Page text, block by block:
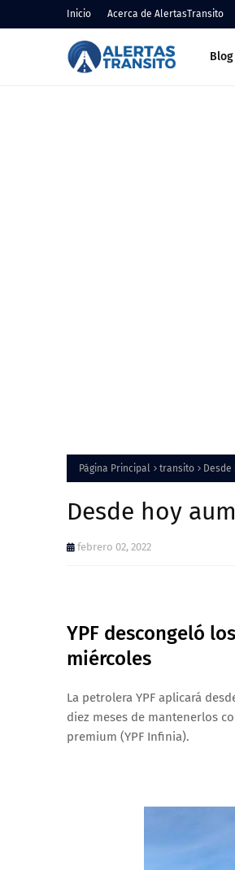
Inicio Acerca de AlertasTransito
Blog
Página Principal transito
Desde hoy
febrero 02, 2022
YPF descongeló
miércoles
La petrolera YPF aplicará
diez meses de mantenerlos
premium (YPF Infinia).